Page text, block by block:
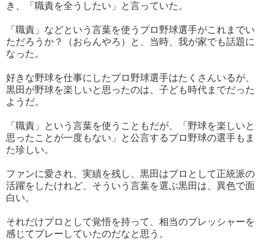
き、「職責を全うしたい」と言っていた。
「職責」などという言葉を使うプロ野球選手がこれまでい
ただろうか？（おらんやろ）と、当時、我が家でも話題に
なった。
好きな野球を仕事にしたプロ野球選手はたくさんいるが、
黒田が野球を楽しいと思ったのは、子ども時代までだった
ようだ。
「職責」という言葉を使うこともだが、「野球を楽しいと
思ったことが一度もない」と公言するプロ野球の選手もま
た珍しい。
ファンに愛され、実績を残し、黒田はプロとして正統派の
活躍をしたけれど、そういう言葉を選ぶ黒田は、異色で面
白い。
それだけプロとして覚悟を持って、相当のプレッシャーを
感じてプレーしていたのだなと思う。